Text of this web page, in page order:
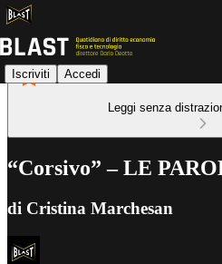
Iscriviti Accedi
Leggi senza
“Corsivo” – LE
di Cristina Marchesan